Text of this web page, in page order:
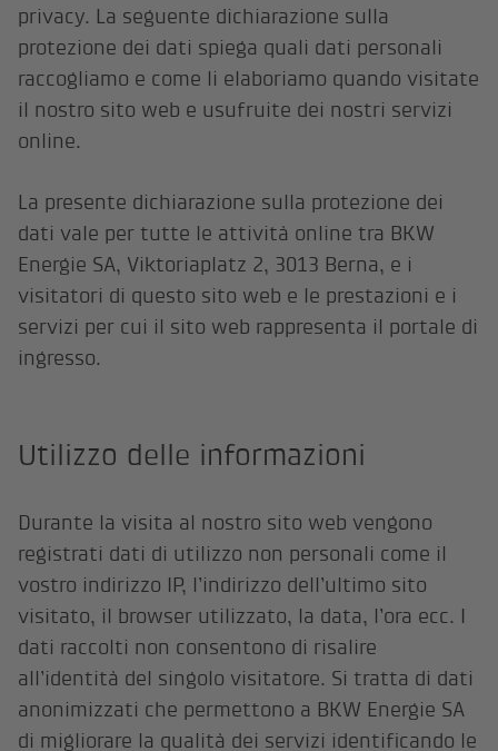
privacy. La seguente dichiarazione sulla
protezione dei dati spiega quali dati personali
raccogliamo e come li elaboriamo quando visitate
il nostro sito web e usufruite dei nostri servizi
online.
La presente dichiarazione sulla protezione dei
dati vale per tutte le attività online tra BKW
Energie SA, Viktoriaplatz 2, 3013 Berna, e i
visitatori di questo sito web e le prestazioni e i
servizi per cui il sito web rappresenta il portale di
ingresso.
Utilizzo delle informazioni
Durante la visita al nostro sito web vengono
registrati dati di utilizzo non personali come il
vostro indirizzo IP, l’indirizzo dell’ultimo sito
visitato, il browser utilizzato, la data, l’ora ecc. I
dati raccolti non consentono di risalire
all’identità del singolo visitatore. Si tratta di dati
anonimizzati che permettono a BKW Energie SA
di migliorare la qualità dei servizi identificando le